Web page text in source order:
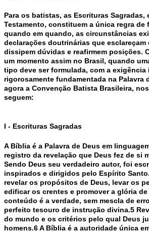
Para os batistas, as Escrituras Sagradas,
Testamento, constituem a única regra de
quando em quando, as circunstâncias
declarações doutrinárias que esclareçam
dissipem dúvidas e reafirmem posições.
um momento assim no Brasil, quando
tipo deve ser formulada, com a
rigorosamente fundamentada na Palavra
agora a Convenção Batista Brasileira,
seguem:
I - Escrituras Sagradas
A Bíblia é a Palavra de Deus em
registro da revelação que Deus fez de si
Sendo Deus seu verdadeiro autor, foi
inspirados e dirigidos pelo Espírito
revelar os propósitos de Deus, levar os
edificar os crentes e promover a glória de
conteúdo é a verdade, sem mescla de
perfeito tesouro de instrução divina.5
do mundo e os critérios pelo qual Deus
homens.6 A Bíblia é a autoridade única